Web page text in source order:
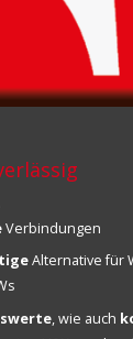
Verbindungen
Alternative für
, wie auch